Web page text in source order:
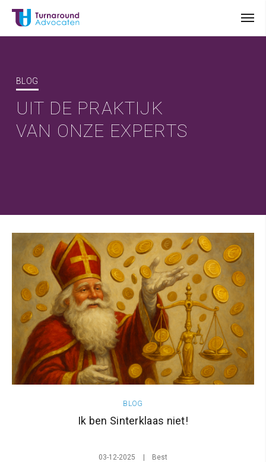
BLOG
UIT DE PRAKTIJK
VAN ONZE EXPERTS
BLOG
Ik ben Sinterklaas niet!
03-12-2025 Best